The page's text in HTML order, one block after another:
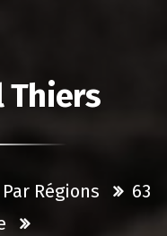
Thiers
Régions
63